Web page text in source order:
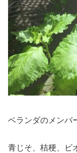
ベランダのメンバ
青じそ、桔梗、ビ